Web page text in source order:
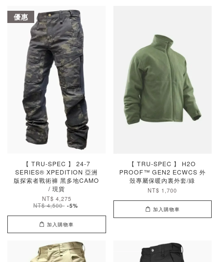
優惠
【 TRU-SPEC 】 24-7
SERIES® XPEDITION 亞洲
版探索者戰術褲 黑多地CAMO
/ 現貨
NT$ 4,275
NT$ 4,500 -5%
加入購物車
【 TRU-SPEC 】 H2O
PROOF™ GEN2 ECWCS 外
殼專屬保暖內裏外套/綠
NT$ 1,700
加入購物車